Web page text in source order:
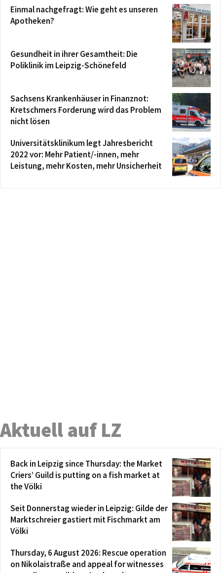
Einmal nachgefragt: Wie geht es unseren
Apotheken?
Gesundheit in ihrer Gesamtheit: Die
Poliklinik im Leipzig-Schönefeld
Sachsens Krankenhäuser in Finanznot:
Kretschmers Forderung wird das Problem
nicht lösen
Universitätsklinikum legt Jahresbericht
2022 vor: Mehr Patient/-innen, mehr
Leistung, mehr Kosten, mehr Unsicherheit
Aktuell auf LZ
Back in Leipzig since Thursday: the Market
Criers’ Guild is putting on a fish market at
the Völki
Seit Donnerstag wieder in Leipzig: Gilde der
Marktschreier gastiert mit Fischmarkt am
Völki
Thursday, 6 August 2026: Rescue operation
on Nikolaistraße and appeal for witnesses